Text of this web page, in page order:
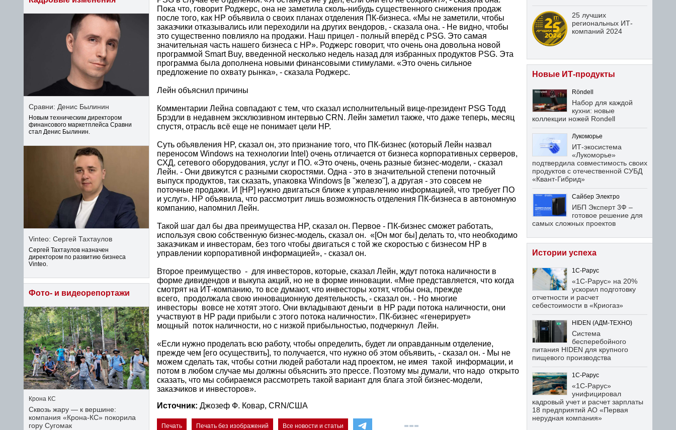
Пока что, говорит Роджерс, она не заметила сколь-нибудь существенного снижения продаж
после того, как HP объявила о своих планах отделения ПК-бизнеса. «Мы не заметили, чтобы
заказчики отказывались или переходили на других вендоров, - сказала она. - Не видно, чтобы
это существенно повлияло на продажи. Наш прицел - полный вперёд с PSG. Это самая
значительная часть нашего бизнеса с HP». Роджерс говорит, что очень она довольна новой
программой Smart Buy, введенной несколько недель назад для избранных продуктов PSG. Эта
программа была дополнена новыми финансовыми стимулами. «Это очень сильное
предложение по охвату рынка», - сказала Роджерс.
Лейн объяснил причины
Комментарии Лейна совпадают с тем, что сказал исполнительный вице-президент PSG Тодд
Брэдли в недавнем эксклюзивном интервью CRN. Лейн заметил также, что даже теперь, месяц
спустя, отрасль всё еще не понимает цели HP.
Суть объявления HP, сказал он, это признание того, что ПК-бизнес (который Лейн назвал
переносом Windows на технологии Intel) очень отличается от бизнеса корпоративных серверов,
СХД, сетевого оборудования, услуг и ПО. «Это очень, очень разные бизнес-модели, - сказал
Лейн. - Они движутся с разными скоростями. Одна - это в значительной степени поточный
выпуск продуктов, так сказать, упаковка Windows [в "железо"], а другая - это совсем не
поточные продажи. И [HP] нужно двигаться ближе к управлению информацией, что требует ПО
и услуг». HP объявила, что рассмотрит лишь возможность отделения ПК-бизнеса в автономную
компанию, напомнил Лейн.
Такой шаг дал бы два преимущества HP, сказал он. Первое - ПК-бизнес сможет работать,
используя свою собственную бизнес-модель, сказал он. «[Он мог бы] делать то, что необходимо
заказчикам и инвесторам, без того чтобы двигаться с той же скоростью с бизнесом HP в
управлении корпоративной информацией», - сказал он.
Второе преимущество - для инвесторов, которые, сказал Лейн, ждут потока наличности в
форме дивидендов и выкупа акций, но не в форме инновации. «Мне представляется, что когда
смотрят на ИТ-компанию, то все думают, что инвесторы хотят, чтобы она, прежде
всего, продолжала свою инновационную деятельность, - сказал он. - Но многие
инвесторы вовсе не хотят этого. Они вкладывают деньги в HP ради потока наличности, они
участвуют в HP ради прибыли с этого потока наличности». ПК-бизнес «генерирует»
мощный поток наличности, но с низкой прибыльностью, подчеркнул Лейн.
«Если нужно проделать всю работу, чтобы определить, будет ли оправданным отделение,
прежде чем [его осуществить], то получается, что нужно об этом объявить, - сказал он. - Мы не
можем сделать так, чтобы сотни людей работали над проектом, не имея такой информации, и
потом в любом случае мы должны объяснить это прессе. Поэтому мы думали, что надо открыто
сказать, что мы собираемся рассмотреть такой вариант для блага этой бизнес-модели,
заказчиков и инвесторов».
Источник: Джозеф Ф. Ковар, CRN/США
Печать Печать без изображений Все новости и статьи
Сравни: Денис Былинин
Новым техническим директором
финансового маркетплейса Сравни
стал Денис Былинин.
Vinteo: Сергей Тахтаулов
Сергей Тахтаулов назначен
директором по развитию бизнеса
Vinteo.
Фото- и видеорепортажи
Крона КС
Сквозь жару — к вершине:
компания «Крона‑КС» покорила
гору Сугомак
25 лучших
региональных ИТ-
компаний 2024
Новые ИТ-продукты
Röndell
Набор для каждой
кухни: новые
коллекции ножей Rondell
Лукоморье
ИТ-экосистема
«Лукоморье»
подтвердила совместимость своих
продуктов с отечественной СУБД
«Квант-Гибрид»
Сайбер Электро
ИБП Эксперт 3Ф –
готовое решение для
самых сложных проектов
Истории успеха
1С-Рарус
«1С-Рарус» на 20%
ускорил подготовку
отчетности и расчет
себестоимости в «Криогаз»
HIDEN (АДМ-ТЕХНО)
Система
бесперебойного
питания HIDEN для крупного
пищевого производства
1С-Рарус
«1С-Рарус»
унифицировал
кадровый учет и расчет зарплаты
18 предприятий АО «Первая
нерудная компания»